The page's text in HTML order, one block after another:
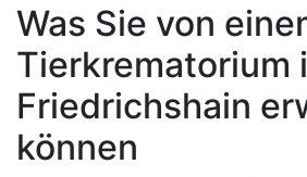
Was Sie von
Tierkrematorium
Friedrichshain
können